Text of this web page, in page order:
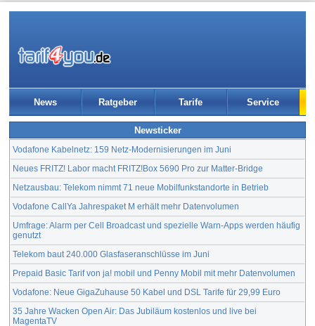
News Ratgeber Tarife Service
Newsticker
Vodafone Kabelnetz: 159 Netz-Modernisierungen im Juni
Neues FRITZ! Labor macht FRITZ!Box 5690 Pro zur Matter-Bridge
Netzausbau: Telekom nimmt 71 neue Mobilfunkstandorte in Betrieb
Vodafone CallYa Jahrespaket M erhält mehr Datenvolumen
Umfrage: Alarm per Cell Broadcast und spezielle Warn-Apps werden häufig
genutzt
Telekom baut 240.000 Glasfaseranschlüsse im Juni
Prepaid Basic Tarif von ja! mobil und Penny Mobil mit mehr Datenvolumen
Vodafone: Neue GigaZuhause 50 Kabel und DSL Tarife für 29,99 Euro
35 Jahre Wacken Open Air: Das Jubiläum kostenlos und live bei
MagentaTV